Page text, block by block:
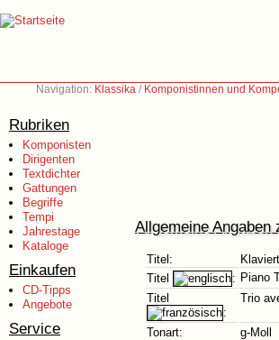
Navigation: Klassika / Komponistinnen und
Rubriken
Komponisten
Dirigenten
Textdichter
Gattungen
Begriffe
Tempi
Jahrestage
Kataloge
Einkaufen
CD-Tipps
Angebote
Service
Allgemeine Angaben
Titel:
Titel
: Piano
Titel
:
Trio
Tonart:
g-Moll